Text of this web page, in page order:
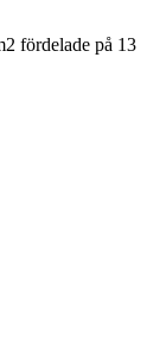
fördelade på 13